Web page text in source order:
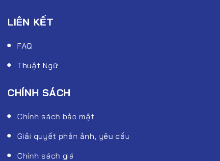
LIÊN KẾT
FAQ
Thuật Ngữ
CHÍNH SÁCH
Chính sách bảo mật
Giải quyết phản ảnh, yêu cầu
Chính sách giá